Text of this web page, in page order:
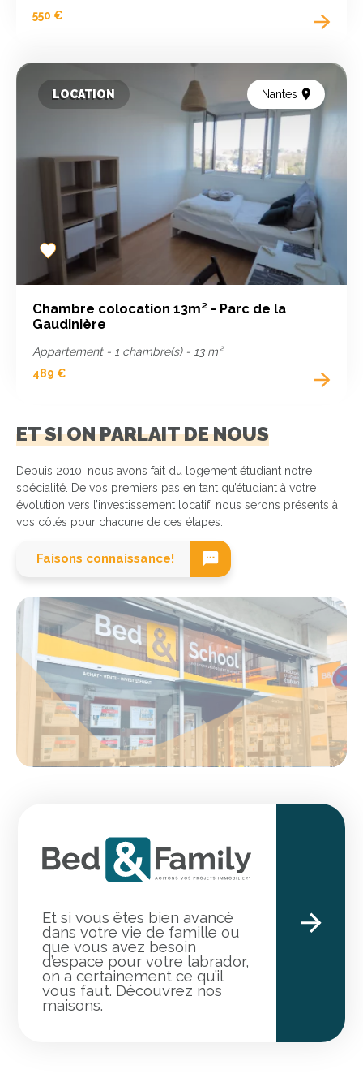
550 €
LOCATION Nantes
Add
to
Chambre colocation 13m² - Parc de la
Gaudinière
Appartement - 1 chambre(s) - 13 m²
489 €
ET SI ON PARLAIT DE NOUS
Depuis 2010, nous avons fait du logement étudiant notre
spécialité. De vos premiers pas en tant qu’étudiant à votre
évolution vers l’investissement locatif, nous serons présents à
vos côtés pour chacune de ces étapes.
Faisons connaissance!
Et si vous êtes bien avancé
dans votre vie de famille ou
que vous avez besoin
d’espace pour votre labrador,
on a certainement ce qu’il
vous faut. Découvrez nos
maisons.